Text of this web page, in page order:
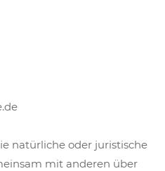
natürliche oder juristische
mit anderen über